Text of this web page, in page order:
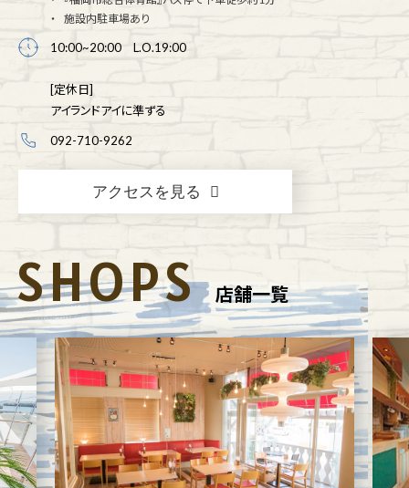
施設内駐車場あり
10:00~20:00 L.O.19:00
[定休日]
アイランドアイに準ずる
092-710-9262
アクセスを見る
SHOPS 店舗一覧